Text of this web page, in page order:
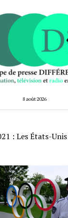
8 août 2026
: Les États-